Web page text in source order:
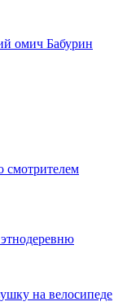
омич Бабурин
смотрителем
на велосипеде